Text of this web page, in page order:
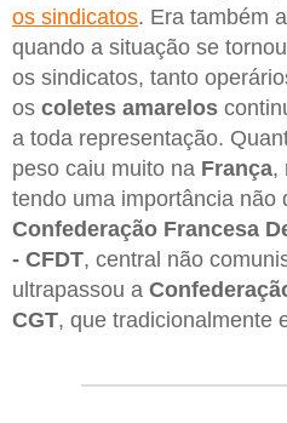
os sindicatos. Era também
quando a situação se
os sindicatos, tanto
os coletes amarelos
a toda representação.
peso caiu muito na França,
tendo uma importância não
Confederação Francesa
- CFDT, central não
ultrapassou a
CGT, que tradicionalmente